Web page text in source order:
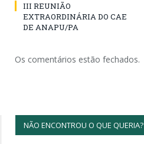
III REUNIÃO
EXTRAORDINÁRIA DO CAE
DE ANAPU/PA
Os comentários estão fechados.
NÃO ENCONTROU O QUE QUERIA?